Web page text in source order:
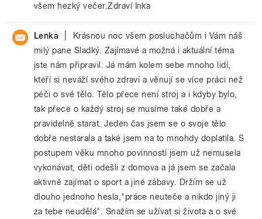
všem hezký večer.Zdraví Inka
Lenka
Krásnou noc všem posluchačům i Vám náš
milý pane Sladký. Zajímavé a možná i aktuální téma
jste nám připravil. Já mám kolem sebe mnoho lidí,
kteří si neváží svého zdraví a věnují se více práci než
péči o své tělo. Tělo přece není stroj a i kdyby bylo,
tak přece o každý stroj se musíme také dobře a
pravidelně starat. Jeden čas jsem se o svoje tělo
dobře nestarala a také jsem na to mnohdy doplatila. S
postupem věku mnoho povinností jsem už nemusela
vykonávat, děti odešli z domova a já jsem se začala
aktivně zajímat o sport a jiné zábavy. Držím se už
dlouho jednoho hesla,"práce neuteče a nikdo jiný ji
za tebe neudělá". Snažím se užívat si života a o své